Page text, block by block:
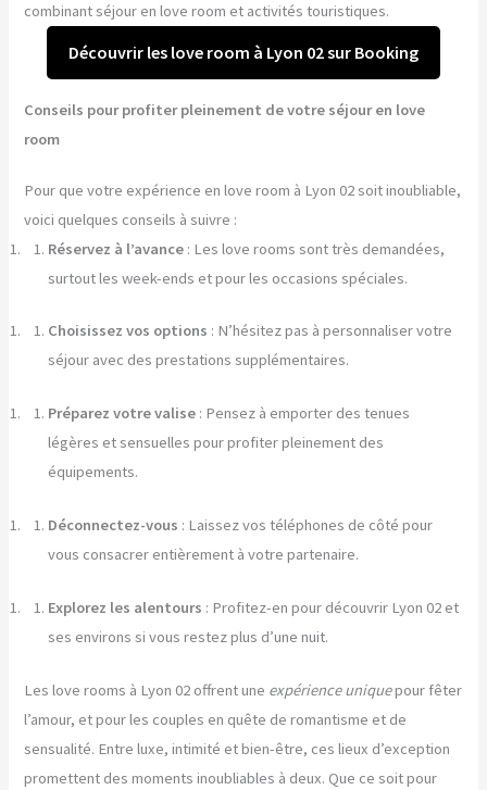
combinant séjour en love room et activités touristiques.
Découvrir les love room à Lyon 02 sur Booking
Conseils pour profiter pleinement de votre séjour en love
room
Pour que votre expérience en love room à Lyon 02 soit inoubliable,
voici quelques conseils à suivre :
Réservez à l’avance : Les love rooms sont très demandées,
surtout les week-ends et pour les occasions spéciales.
Choisissez vos options : N’hésitez pas à personnaliser votre
séjour avec des prestations supplémentaires.
Préparez votre valise : Pensez à emporter des tenues
légères et sensuelles pour profiter pleinement des
équipements.
Déconnectez-vous : Laissez vos téléphones de côté pour
vous consacrer entièrement à votre partenaire.
Explorez les alentours : Profitez-en pour découvrir Lyon 02 et
ses environs si vous restez plus d’une nuit.
Les love rooms à Lyon 02 offrent une expérience uniquepour fêter
l’amour, et pour les couples en quête de romantisme et de
sensualité. Entre luxe, intimité et bien-être, ces lieux d’exception
promettent des moments inoubliables à deux. Que ce soit pour